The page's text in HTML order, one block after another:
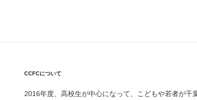
CCFCについて
2016年度、高校生が中心になって、こどもや若者が千